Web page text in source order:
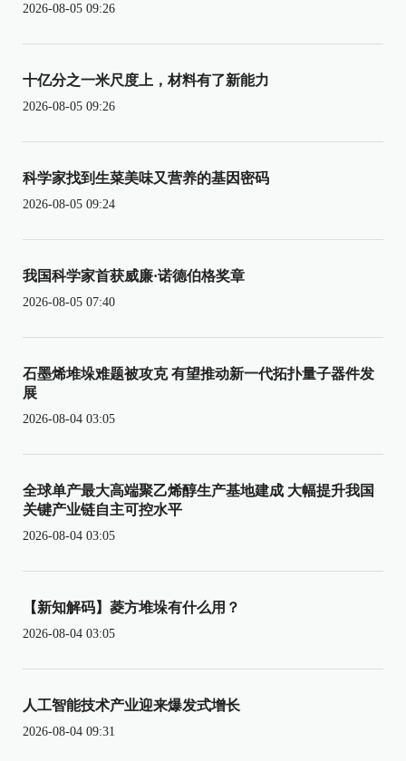
2026-08-05 09:26
十亿分之一米尺度上，材料有了新能力
2026-08-05 09:26
科学家找到生菜美味又营养的基因密码
2026-08-05 09:24
我国科学家首获威廉·诺德伯格奖章
2026-08-05 07:40
石墨烯堆垛难题被攻克 有望推动新一代拓扑量子器件发
展
2026-08-04 03:05
全球单产最大高端聚乙烯醇生产基地建成 大幅提升我国
关键产业链自主可控水平
2026-08-04 03:05
【新知解码】菱方堆垛有什么用？
2026-08-04 03:05
人工智能技术产业迎来爆发式增长
2026-08-04 09:31